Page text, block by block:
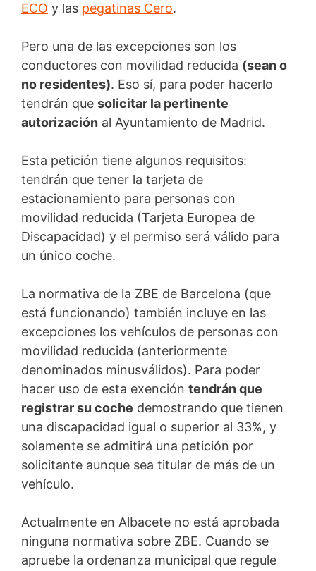
ECO y las pegatinas Cero.
Pero una de las excepciones son los
conductores con movilidad reducida (sean o
no residentes). Eso sí, para poder hacerlo
tendrán que solicitar la pertinente
autorización al Ayuntamiento de Madrid.
Esta petición tiene algunos requisitos:
tendrán que tener la tarjeta de
estacionamiento para personas con
movilidad reducida (Tarjeta Europea de
Discapacidad) y el permiso será válido para
un único coche.
La normativa de la ZBE de Barcelona (que
está funcionando) también incluye en las
excepciones los vehículos de personas con
movilidad reducida (anteriormente
denominados minusválidos). Para poder
hacer uso de esta exención tendrán que
registrar su coche demostrando que tienen
una discapacidad igual o superior al 33%, y
solamente se admitirá una petición por
solicitante aunque sea titular de más de un
vehículo.
Actualmente en Albacete no está aprobada
ninguna normativa sobre ZBE. Cuando se
apruebe la ordenanza municipal que regule